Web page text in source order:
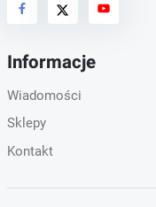
Informacje
Wiadomości
Sklepy
Kontakt